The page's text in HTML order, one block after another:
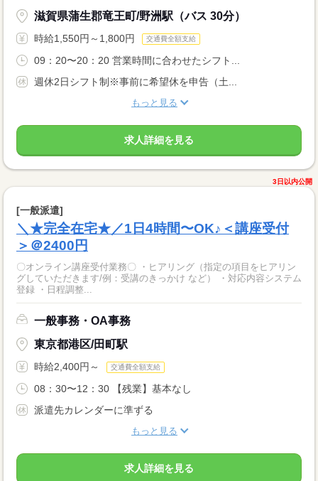
滋賀県蒲生郡竜王町/野洲駅（バス 30分）
時給1,550円～1,800円 交通費全額支給
09：20〜20：20 営業時間に合わせたシフト...
週休2日シフト制※事前に希望休を申告（土...
もっと見る
求人詳細を見る
3日以内公開
[一般派遣]
＼★完全在宅★／1日4時間〜OK♪＜講座受付
＞＠2400円
〇オンライン講座受付業務〇 ・ヒアリング（指定の項目をヒアリン
グしていただきます/例：受講のきっかけ など） ・対応内容システム
登録 ・日程調整...
一般事務・OA事務
東京都港区/田町駅
時給2,400円～ 交通費全額支給
08：30〜12：30 【残業】基本なし
派遣先カレンダーに準ずる
もっと見る
求人詳細を見る